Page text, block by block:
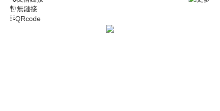
暫無鏈接
QRcode